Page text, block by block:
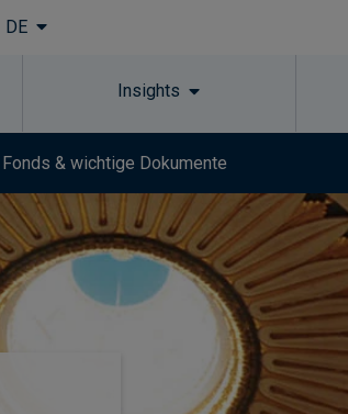
Skip to main content
DE
Insights
& wichtige Dokumente